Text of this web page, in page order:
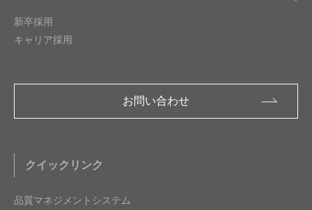
新卒採用
キャリア採用
お問い合わせ
クイックリンク
品質マネジメントシステム